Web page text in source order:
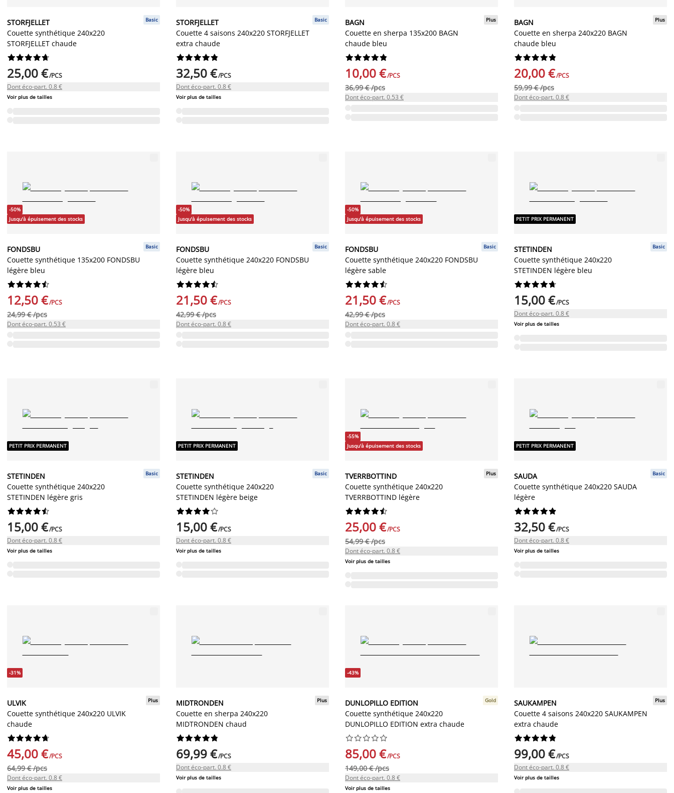
STORFJELLET
Couette synthétique 240x220
STORFJELLET chaude
Basic






25,00 €/PCS
Dont éco-part. 0.8 €
Voir plus de tailles
STORFJELLET
Couette 4 saisons 240x220 STORFJELLET
extra chaude
Basic






32,50 €/PCS
Dont éco-part. 0.8 €
Voir plus de tailles
BAGN
Couette en sherpa 135x200 BAGN
chaude bleu
Plus






10,00 €/PCS
36,99 € /pcs
Dont éco-part. 0.53 €
BAGN
Couette en sherpa 240x220 BAGN
chaude bleu
Plus






20,00 €/PCS
59,99 € /pcs
Dont éco-part. 0.8 €
-50%
Jusqu'à épuisement des stocks
FONDSBU
Couette synthétique 135x200 FONDSBU
légère bleu
Basic






12,50 €/PCS
24,99 € /pcs
Dont éco-part. 0.53 €
-50%
Jusqu'à épuisement des stocks
FONDSBU
Couette synthétique 240x220 FONDSBU
légère bleu
Basic






21,50 €/PCS
42,99 € /pcs
Dont éco-part. 0.8 €
-50%
Jusqu'à épuisement des stocks
FONDSBU
Couette synthétique 240x220 FONDSBU
légère sable
Basic






21,50 €/PCS
42,99 € /pcs
Dont éco-part. 0.8 €
PETIT PRIX PERMANENT
STETINDEN
Couette synthétique 240x220
STETINDEN légère bleu
Basic






15,00 €/PCS
Dont éco-part. 0.8 €
Voir plus de tailles
PETIT PRIX PERMANENT
STETINDEN
Couette synthétique 240x220
STETINDEN légère gris
Basic






15,00 €/PCS
Dont éco-part. 0.8 €
Voir plus de tailles
PETIT PRIX PERMANENT
STETINDEN
Couette synthétique 240x220
STETINDEN légère beige
Basic






15,00 €/PCS
Dont éco-part. 0.8 €
Voir plus de tailles
-55%
Jusqu'à épuisement des stocks
TVERRBOTTIND
Couette synthétique 240x220
TVERRBOTTIND légère
Plus






25,00 €/PCS
54,99 € /pcs
Dont éco-part. 0.8 €
Voir plus de tailles
PETIT PRIX PERMANENT
SAUDA
Couette synthétique 240x220 SAUDA
légère
Basic






32,50 €/PCS
Dont éco-part. 0.8 €
Voir plus de tailles
-31%
ULVIK
Couette synthétique 240x220 ULVIK
chaude
Plus






45,00 €/PCS
64,99 € /pcs
Dont éco-part. 0.8 €
Voir plus de tailles
MIDTRONDEN
Couette en sherpa 240x220
MIDTRONDEN chaud
Plus






69,99 €/PCS
Dont éco-part. 0.8 €
Voir plus de tailles
-43%
DUNLOPILLO EDITION
Couette synthétique 240x220
DUNLOPILLO EDITION extra chaude
Gold






85,00 €/PCS
149,00 € /pcs
Dont éco-part. 0.8 €
Voir plus de tailles
SAUKAMPEN
Couette 4 saisons 240x220 SAUKAMPEN
extra chaude
Plus






99,00 €/PCS
Dont éco-part. 0.8 €
Voir plus de tailles